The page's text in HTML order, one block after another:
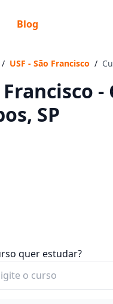
Blog
caminho ideal para seus
/ USF - São Francisco /
Francisco
SP
quer estudar?